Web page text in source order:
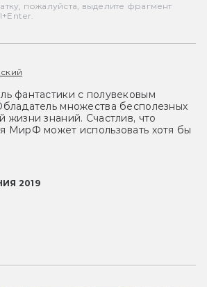
пожалуйста, выделите фрагмент
фантастики с полувековым
множества бесполезных
жизни знаний. Счастлив, что
МирФ может использовать хотя бы
2019